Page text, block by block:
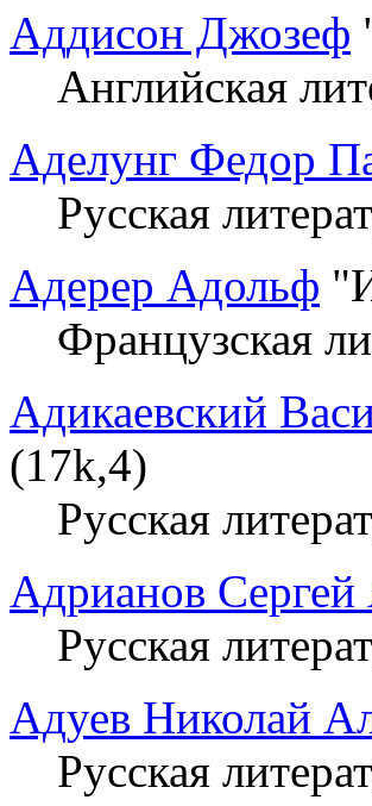
Аддисон Джозеф
Английская
Аделунг Федор
Русская
Адерер Адольф
Французская
Адикаевский
(17k,4)
Русская
Адрианов Сергей
Русская
Адуев Николай
Русская